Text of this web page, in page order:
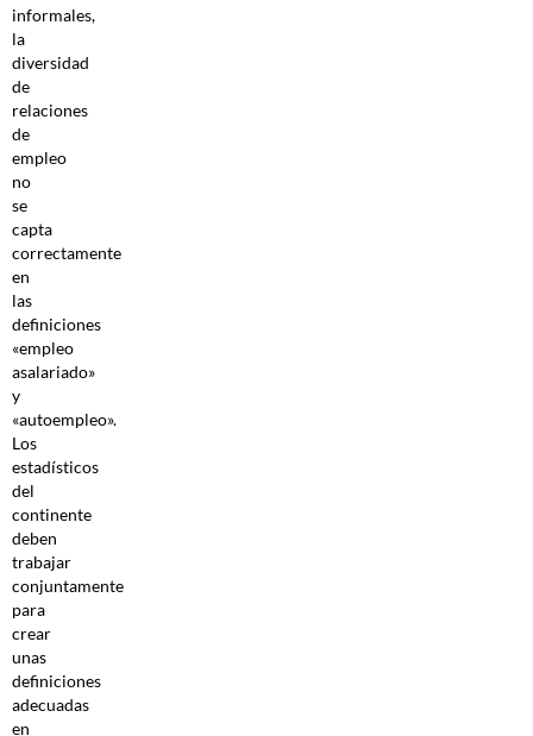
informales,
la
diversidad
de
relaciones
de
empleo
no
se
capta
correctamente
en
las
definiciones
«empleo
asalariado»
y
«autoempleo».
Los
estadísticos
del
continente
deben
trabajar
conjuntamente
para
crear
unas
definiciones
adecuadas
en